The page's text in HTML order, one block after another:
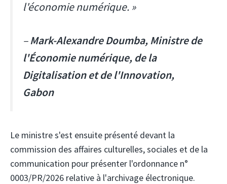
l'économie numérique. »
–Mark-Alexandre Doumba, Ministre de
l'Économie numérique, de la
Digitalisation et de l'Innovation,
Gabon
Le ministre s'est ensuite présenté devant la
commission des affaires culturelles, sociales et de la
communication pour présenter l'ordonnance n°
0003/PR/2026 relative à l'archivage électronique.